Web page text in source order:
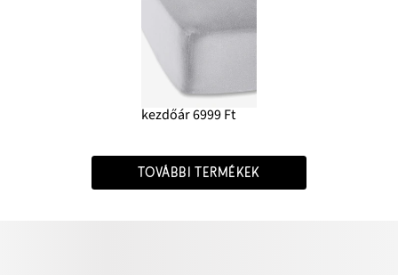
kezdőár 6999 Ft
TOVÁBBI TERMÉKEK